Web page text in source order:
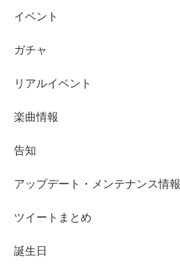
イベント
ガチャ
リアルイベント
楽曲情報
告知
アップデート・メンテナンス情報
ツイートまとめ
誕生日